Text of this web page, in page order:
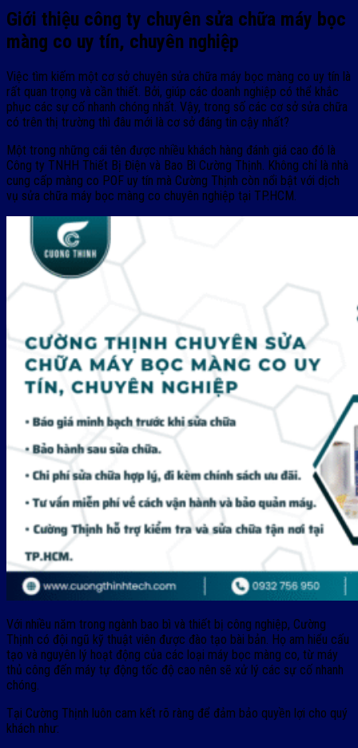
Giới thiệu công ty chuyên sửa chữa máy bọc
màng co uy tín, chuyên nghiệp
Việc tìm kiếm một cơ sở chuyên sửa chữa máy bọc màng co uy tín là
rất quan trọng và cần thiết. Bởi, giúp các doanh nghiệp có thể khắc
phục các sự cố nhanh chóng nhất. Vậy, trong số các cơ sở sửa chữa
có trên thị trường thì đâu mới là cơ sở đáng tin cậy nhất?
Một trong những cái tên được nhiều khách hàng đánh giá cao đó là
Công ty TNHH Thiết Bị Điện và Bao Bì Cường Thịnh. Không chỉ là nhà
cung cấp màng co POF uy tín mà Cường Thịnh còn nổi bật với dịch
vụ sửa chữa máy bọc màng co chuyên nghiệp tại TP.HCM.
Với nhiều năm trong ngành bao bì và thiết bị công nghiệp, Cường
Thịnh có đội ngũ kỹ thuật viên được đào tạo bài bản. Họ am hiểu cấu
tạo và nguyên lý hoạt động của các loại máy bọc màng co, từ máy
thủ công đến máy tự động tốc độ cao nên sẽ xử lý các sự cố nhanh
chóng.
Tại Cường Thịnh luôn cam kết rõ ràng để đảm bảo quyền lợi cho quý
khách như: